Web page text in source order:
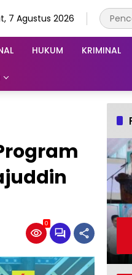
7 Agustus 2026
HUKUM KRIMINAL
0